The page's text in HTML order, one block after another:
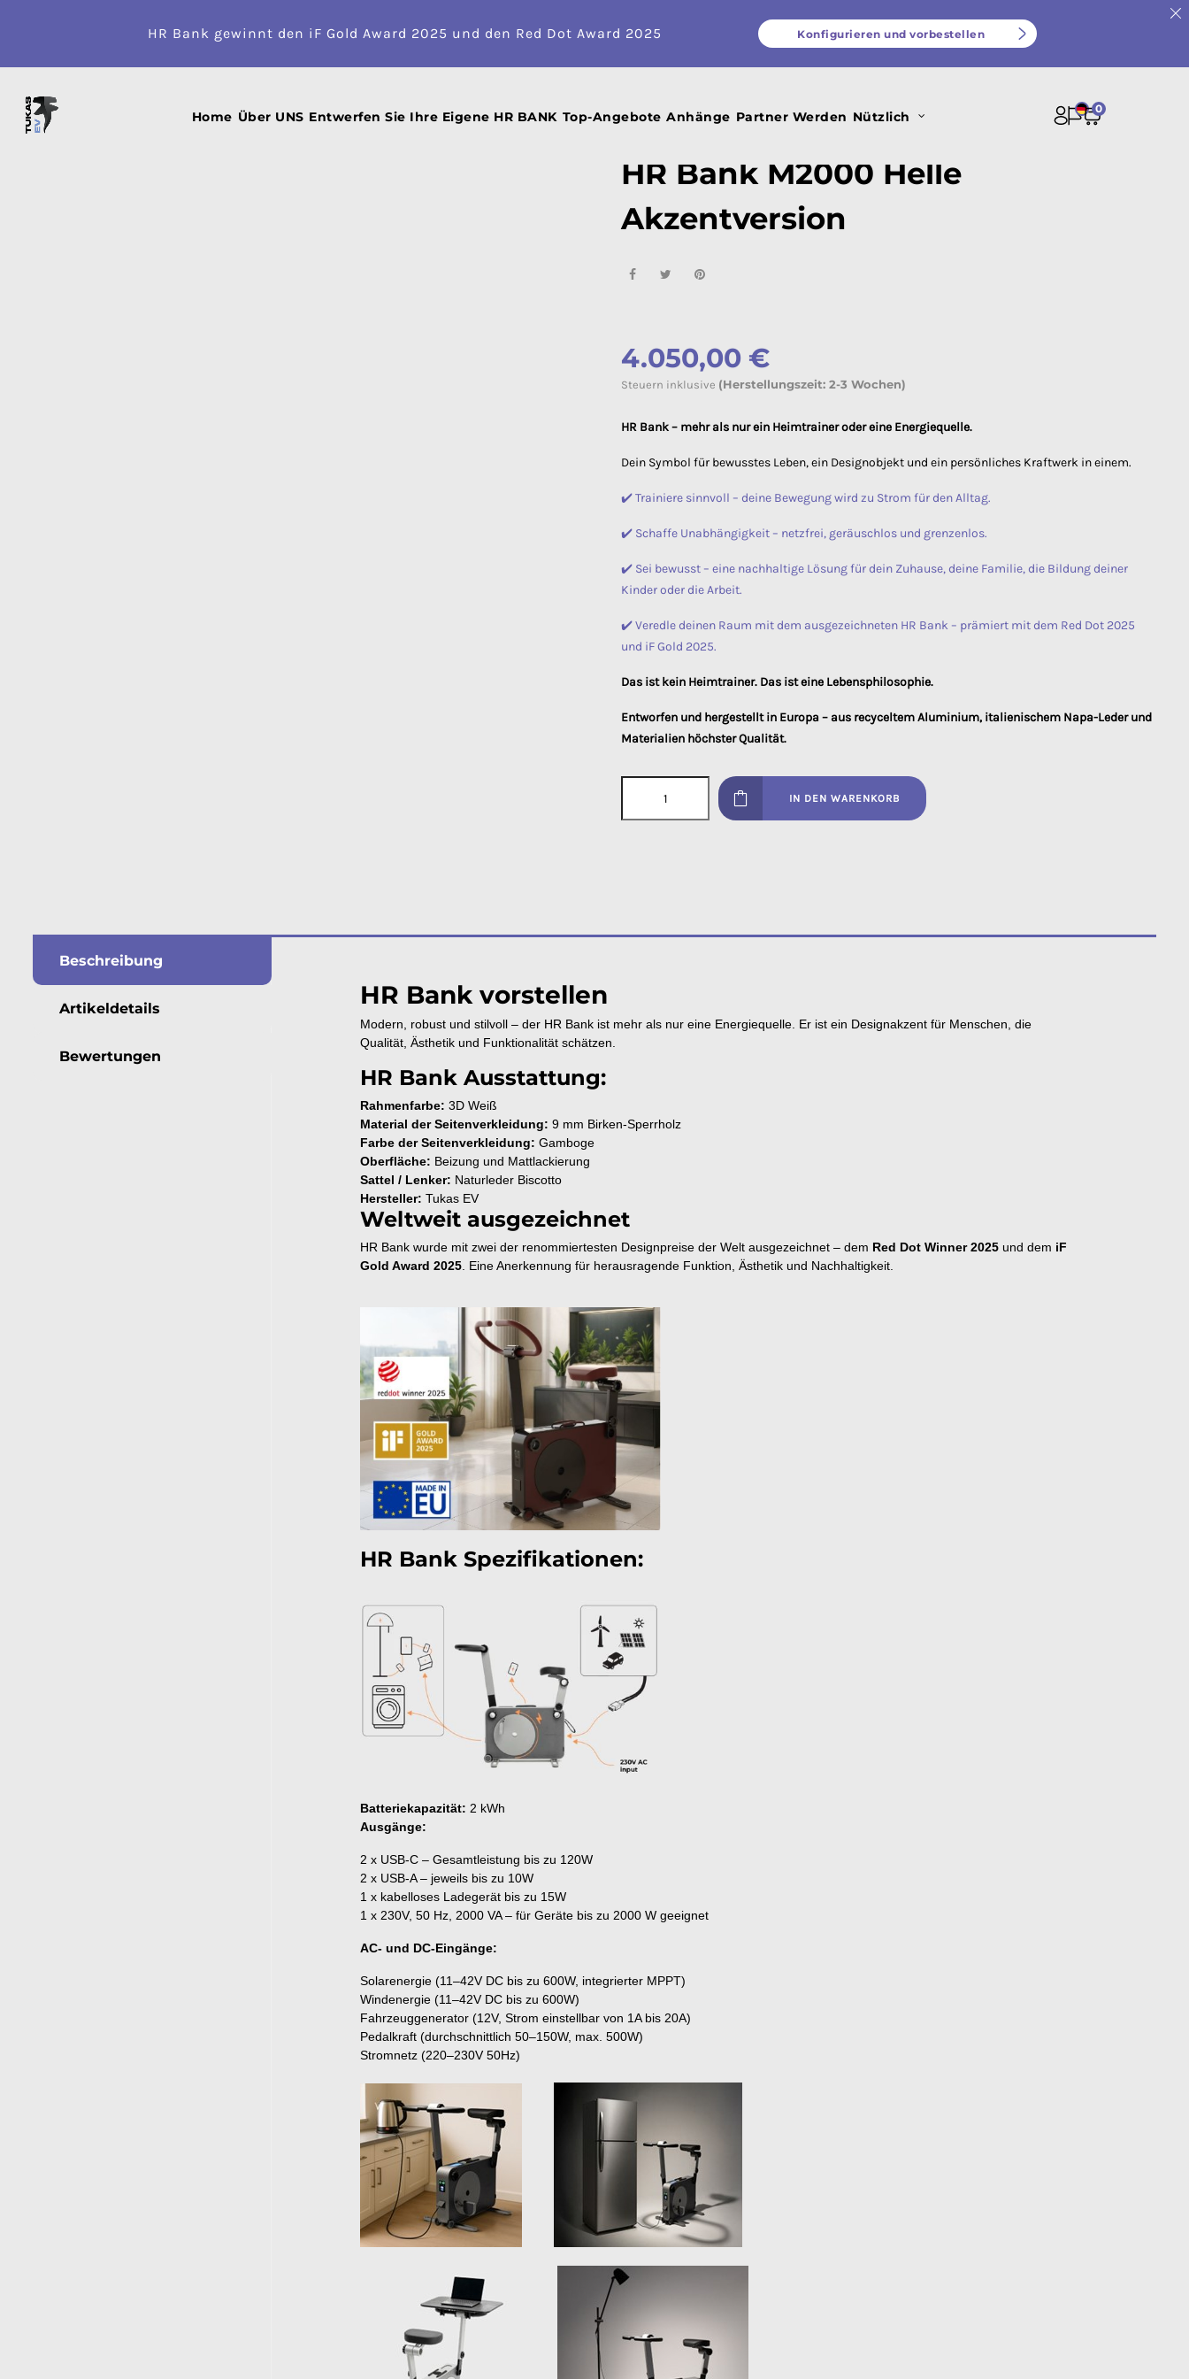
HR Bank gewinnt den iF Gold Award 2025 und den Red Dot Award 2025 Konfigurieren und vorbestellen
Home Über UNS Entwerfen Sie Ihre Eigene HR BANK Top-Angebote Anhänge Partner Werden Nützlich
0
Startseite HR BANK Zubehör HR BANK ANGEBOT HR Bank M2000 Helle Akzentversion
HR Bank M2000 Helle
Akzentversion
4.050,00 €
Steuern inklusive (Herstellungszeit: 2-3 Wochen)
HR Bank – mehr als nur ein Heimtrainer oder eine Energiequelle.
Dein Symbol für bewusstes Leben, ein Designobjekt und ein persönliches Kraftwerk in einem.
✔️ Trainiere sinnvoll – deine Bewegung wird zu Strom für den Alltag.
✔️ Schaffe Unabhängigkeit – netzfrei, geräuschlos und grenzenlos.
✔️ Sei bewusst – eine nachhaltige Lösung für dein Zuhause, deine Familie, die Bildung deiner
Kinder oder die Arbeit.
✔️ Veredle deinen Raum mit dem ausgezeichneten HR Bank – prämiert mit dem Red Dot 2025
und iF Gold 2025.
Das ist kein Heimtrainer. Das ist eine Lebensphilosophie.
Entworfen und hergestellt in Europa – aus recyceltem Aluminium, italienischem Napa-Leder und
Materialien höchster Qualität.
IN DEN WARENKORB
Beschreibung
Artikeldetails
Bewertungen
HR Bank vorstellen
Modern, robust und stilvoll – der HR Bank ist mehr als nur eine Energiequelle. Er ist ein Designakzent für Menschen, die
Qualität, Ästhetik und Funktionalität schätzen.
HR Bank Ausstattung:
Rahmenfarbe: 3D Weiß
Material der Seitenverkleidung: 9 mm Birken-Sperrholz
Farbe der Seitenverkleidung: Gamboge
Oberfläche: Beizung und Mattlackierung
Sattel / Lenker: Naturleder Biscotto
Hersteller: Tukas EV
Weltweit ausgezeichnet
HR Bank wurde mit zwei der renommiertesten Designpreise der Welt ausgezeichnet – dem Red Dot Winner 2025 und dem iF
Gold Award 2025 . Eine Anerkennung für herausragende Funktion, Ästhetik und Nachhaltigkeit.
HR Bank Spezifikationen:
Batteriekapazität: 2 kWh
Ausgänge:
2 x USB-C – Gesamtleistung bis zu 120W
2 x USB-A – jeweils bis zu 10W
1 x kabelloses Ladegerät bis zu 15W
1 x 230V, 50 Hz, 2000 VA – für Geräte bis zu 2000 W geeignet
AC- und DC-Eingänge:
Solarenergie (11–42V DC bis zu 600W, integrierter MPPT)
Windenergie (11–42V DC bis zu 600W)
Fahrzeuggenerator (12V, Strom einstellbar von 1A bis 20A)
Pedalkraft (durchschnittlich 50–150W, max. 500W)
Stromnetz (220–230V 50Hz)